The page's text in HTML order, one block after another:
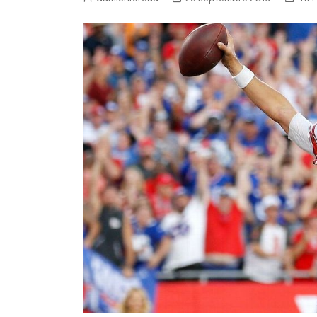
NFL – Power Rankings
Pronostics et paris NFL
Super Bowl LIX
Histoire et Légendes